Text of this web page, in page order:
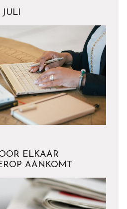
ELKAAR
AANKOMT